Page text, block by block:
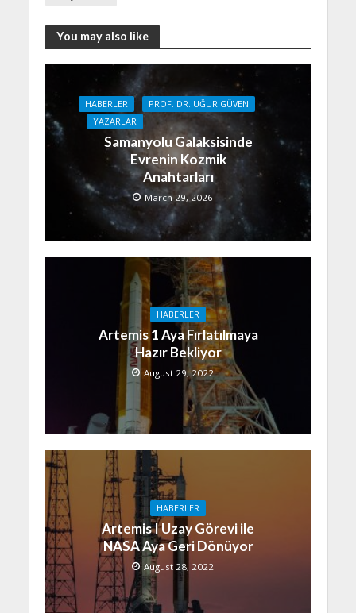
You may also like
HABERLER
PROF. DR. UĞUR GÜVEN
YAZARLAR
Samanyolu Galaksisinde
Evrenin Kozmik
Anahtarları
March 29, 2026
HABERLER
Artemis 1 Aya Fırlatılmaya
Hazır Bekliyor
August 29, 2022
HABERLER
Artemis I Uzay Görevi ile
NASA Aya Geri Dönüyor
August 28, 2022